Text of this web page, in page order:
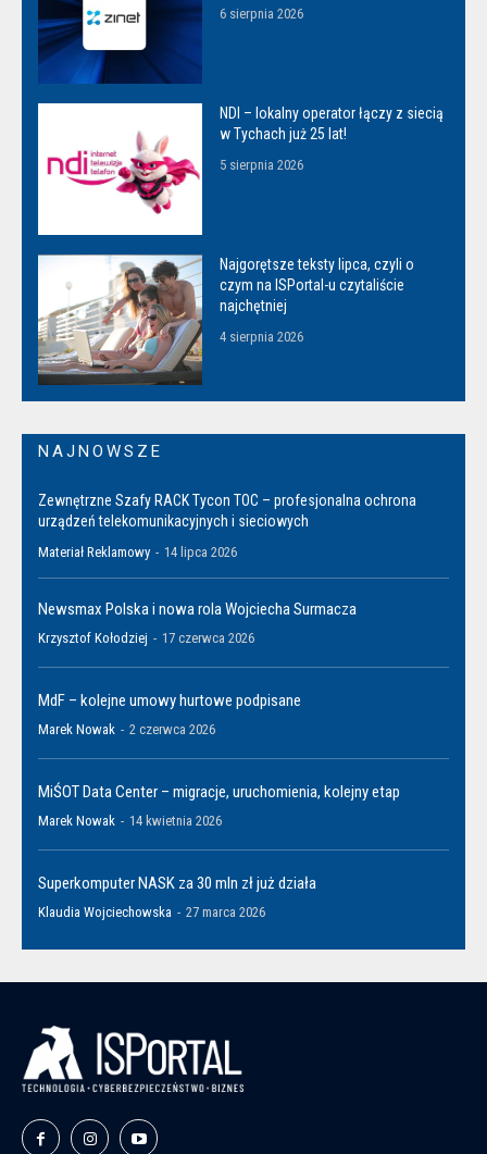
6 sierpnia 2026
NDI – lokalny operator łączy z siecią
w Tychach już 25 lat!
5 sierpnia 2026
Najgorętsze teksty lipca, czyli o
czym na ISPortal-u czytaliście
najchętniej
4 sierpnia 2026
NAJNOWSZE
Zewnętrzne Szafy RACK Tycon TOC – profesjonalna ochrona
urządzeń telekomunikacyjnych i sieciowych
Materiał Reklamowy - 14 lipca 2026
Newsmax Polska i nowa rola Wojciecha Surmacza
Krzysztof Kołodziej - 17 czerwca 2026
MdF – kolejne umowy hurtowe podpisane
Marek Nowak - 2 czerwca 2026
MiŚOT Data Center – migracje, uruchomienia, kolejny etap
Marek Nowak - 14 kwietnia 2026
Superkomputer NASK za 30 mln zł już działa
Klaudia Wojciechowska - 27 marca 2026